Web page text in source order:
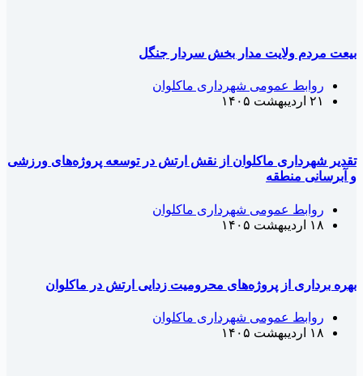
مردم ولایت مدار بخش سردار جنگل
روابط عمومی شهرداری ماکلوان
۲۱ اردیبهشت ۱۴۰۵
شهرداری ماکلوان از نقش ارتش در توسعه پروژه‌های ورزشی
آبرسانی منطقه
روابط عمومی شهرداری ماکلوان
۱۸ اردیبهشت ۱۴۰۵
برداری از پروژه‌های محرومیت زدایی ارتش در ماکلوان
روابط عمومی شهرداری ماکلوان
۱۸ اردیبهشت ۱۴۰۵